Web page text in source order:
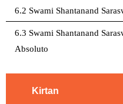
6.2 Swami Shantanand
6.3 Swami Shantanand
Absoluto
Kirtan